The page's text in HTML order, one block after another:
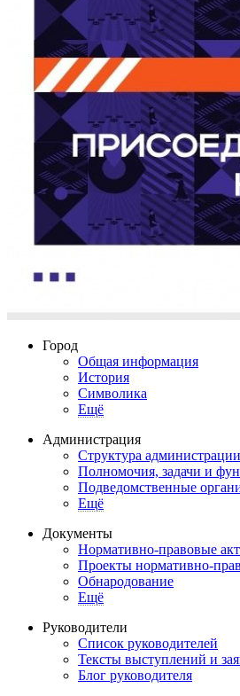
Город
Общая информация
История
Символика
Ещё
Администрация
Структура
Полномочия, задачи и
Подведомственные
Ещё
Документы
Нормативно-правовые
Проекты нормативно-
Обнародование
Ещё
Руководители
Список руководителей
Тексты выступлений и
Блог руководителя